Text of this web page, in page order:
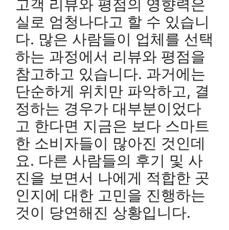
고객 리뷰와 평점의 영향력은
실로 엄청나다고 할 수 있습니
다. 많은 사람들이 업체를 선택
하는 과정에서 리뷰와 평점을
참고하고 있습니다. 과거에는
단순하게 위치만 파악하고, 결
정하는 경우가 대부분이었다
고 한다면 지금은 보다 스마트
한 소비자들이 많아진 것인데
요. 다른 사람들의 후기 및 사
진을 보면서 나에게 적합한 곳
인지에 대한 고민을 진행하는
것이 당연해진 상황입니다.